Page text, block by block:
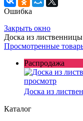
Ошибка
Закрыть окно
Доска из
Просмотренные
Распродажа
просмотр
Доска из
Каталог